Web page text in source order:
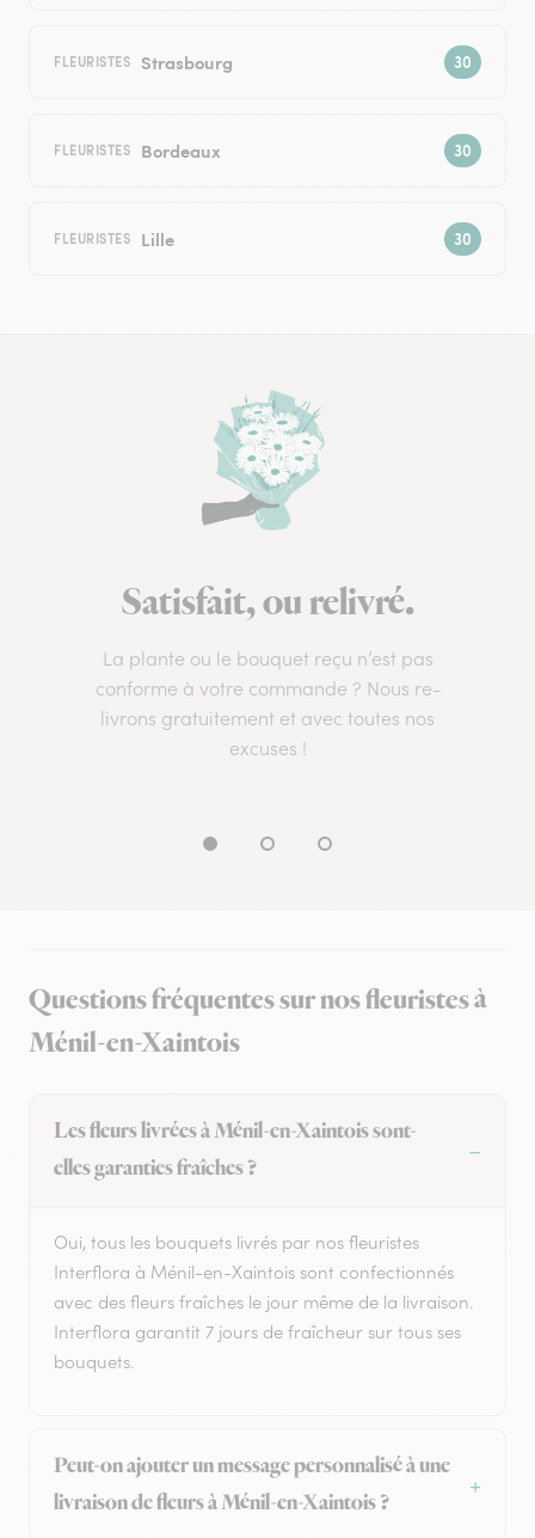
FLEURISTES Strasbourg
FLEURISTES Bordeaux
FLEURISTES Lille
Satisfait, ou relivré.
La plante ou le bouquet reçu n’est pas
conforme à votre commande ? Nous re-
livrons gratuitement et avec toutes nos
excuses !
Questions fréquentes sur nos fleuristes à
Ménil-en-Xaintois
Les fleurs livrées à Ménil-en-Xaintois sont-
elles garanties fraîches ?
Oui, tous les bouquets livrés par nos fleuristes
Interflora à Ménil-en-Xaintois sont confectionnés
avec des fleurs fraîches le jour même de la livraison.
Interflora garantit 7 jours de fraîcheur sur tous ses
bouquets.
Peut-on ajouter un message personnalisé à une
livraison de fleurs à Ménil-en-Xaintois ?